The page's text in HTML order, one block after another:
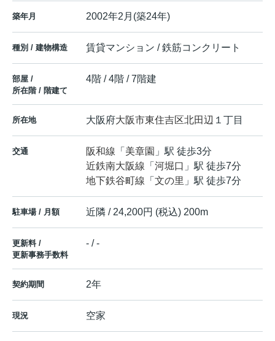
築年月 2002年2月(築24年)
種別 / 建物構造 賃貸マンション / 鉄筋コンクリート
部屋 /
所在階 / 階建て
4階 / 4階 / 7階建
所在地 大阪府大阪市東住吉区北田辺 １丁目
交通 阪和線 「 美章園 」駅 徒歩3分
近鉄南大阪線 「 河堀口 」駅 徒歩7分
地下鉄谷町線 「 文の里 」駅 徒歩7分
駐車場 / 月額 近隣 / 24,200円 (税込) 200m
更新料 /
更新事務手数料
- / -
契約期間 2年
現況 空家